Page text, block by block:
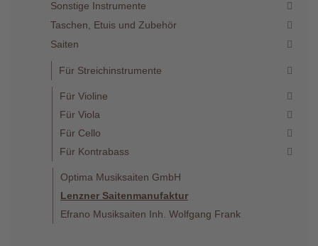
Sonstige Instrumente
Taschen, Etuis und Zubehör
Saiten
Für Streichinstrumente
Für Violine
Für Viola
Für Cello
Für Kontrabass
Optima Musiksaiten GmbH
Lenzner Saitenmanufaktur
Efrano Musiksaiten Inh. Wolfgang Frank